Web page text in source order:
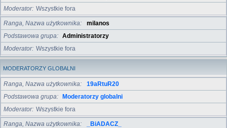
Moderator Wszystkie fora
Ranga, Nazwa użytkownika
milanos
Podstawowa grupa
Administratorzy
Moderator Wszystkie fora
MODERATORZY GLOBALNI
Ranga, Nazwa użytkownika
19aRtuR20
Podstawowa grupa
Moderatorzy globalni
Moderator Wszystkie fora
Ranga, Nazwa użytkownika
_BiADACZ_